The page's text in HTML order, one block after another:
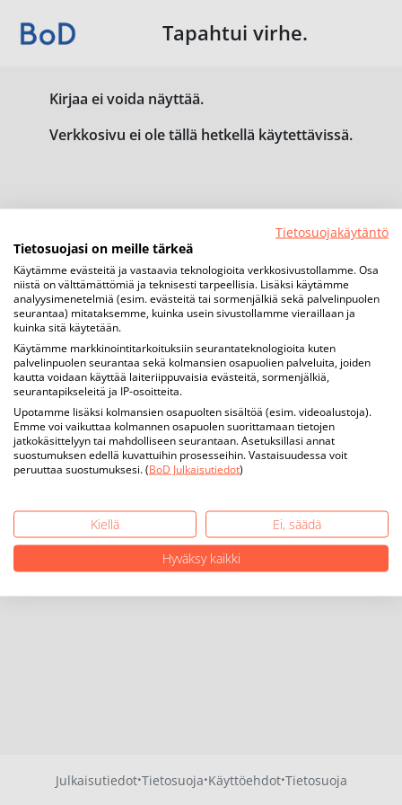
Tapahtui virhe.
Kirjaa ei voida näyttää.
Verkkosivu ei ole tällä hetkellä käytettävissä.
Julkaisutiedot·Tietosuoja·Käyttöehdot·Tietosuoja
Tietosuojakäytäntö
Tietosuojasi on meille tärkeä
Käytämme evästeitä ja vastaavia teknologioita verkkosivustollamme. Osa
niistä on välttämättömiä ja teknisesti tarpeellisia. Lisäksi käytämme
analyysimenetelmiä (esim. evästeitä tai sormenjälkiä sekä palvelinpuolen
seurantaa) mitataksemme, kuinka usein sivustollamme vieraillaan ja
kuinka sitä käytetään.
Käytämme markkinointitarkoituksiin seurantateknologioita kuten
palvelinpuolen seurantaa sekä kolmansien osapuolien palveluita, joiden
kautta voidaan käyttää laiteriippuvaisia evästeitä, sormenjälkiä,
seurantapikseleitä ja IP-osoitteita.
Upotamme lisäksi kolmansien osapuolten sisältöä (esim. videoalustoja).
Emme voi vaikuttaa kolmannen osapuolen suorittamaan tietojen
jatkokäsittelyyn tai mahdolliseen seurantaan. Asetuksillasi annat
suostumuksen edellä kuvattuihin prosesseihin. Vastaisuudessa voit
peruuttaa suostumuksesi. (BoD Julkaisutiedot)
Kiellä
Ei, säädä
Hyväksy kaikki